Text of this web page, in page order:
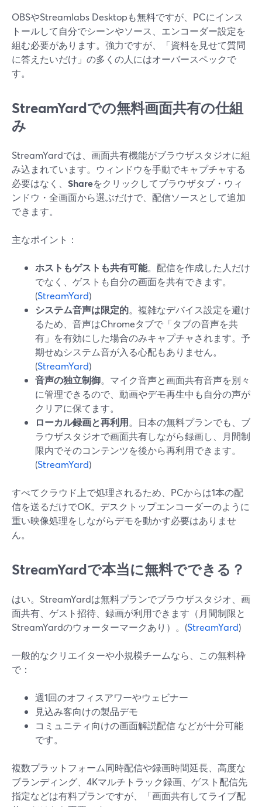
OBSやStreamlabs Desktopも無料ですが、PCにインス
トールして自分でシーンやソース、エンコーダー設定を
組む必要があります。強力ですが、「資料を見せて質問
に答えたいだけ」の多くの人にはオーバースペックで
す。
StreamYardでの無料画面共有の仕組
み
StreamYardでは、画面共有機能がブラウザスタジオに組
み込まれています。ウィンドウを手動でキャプチャする
必要はなく、 Shareをクリックしてブラウザタブ・ウィ
ンドウ・全画面から選ぶだけで、配信ソースとして追加
できます。
主なポイント：
ホストもゲストも共有可能。配信を作成した人だけ
でなく、ゲストも自分の画面を共有できます。
(StreamYard)
システム音声は限定的。複雑なデバイス設定を避け
るため、音声はChromeタブで「タブの音声を共
有」を有効にした場合のみキャプチャされます。予
期せぬシステム音が入る心配もありません。
(StreamYard)
音声の独立制御。マイク音声と画面共有音声を別々
に管理できるので、動画やデモ再生中も自分の声が
クリアに保てます。
ローカル録画と再利用。日本の無料プランでも、ブ
ラウザスタジオで画面共有しながら録画し、月間制
限内でそのコンテンツを後から再利用できます。
(StreamYard)
すべてクラウド上で処理されるため、PCからは1本の配
信を送るだけでOK。デスクトップエンコーダーのように
重い映像処理をしながらデモを動かす必要はありませ
ん。
StreamYardで本当に無料でできる？
はい。StreamYardは無料プランでブラウザスタジオ、画
面共有、ゲスト招待、録画が利用できます（月間制限と
StreamYardのウォーターマークあり）。(StreamYard)
一般的なクリエイターや小規模チームなら、この無料枠
で：
週1回のオフィスアワーやウェビナー
見込み客向けの製品デモ
コミュニティ向けの画面解説配信 などが十分可能
です。
複数プラットフォーム同時配信や録画時間延長、高度な
ブランディング、4Kマルチトラック録画、ゲスト配信先
指定などは有料プランですが、「画面共有してライブ配